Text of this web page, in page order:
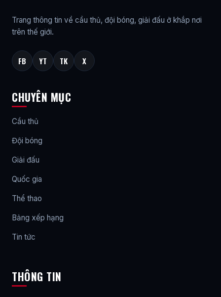
Trang thông tin về cầu thủ, đội bóng, giải đấu ở khắp nơi
trên thế giới.
FB YT TK X
CHUYÊN MỤC
Cầu thủ
Đội bóng
Giải đấu
Quốc gia
Thể thao
Bảng xếp hạng
Tin tức
THÔNG TIN